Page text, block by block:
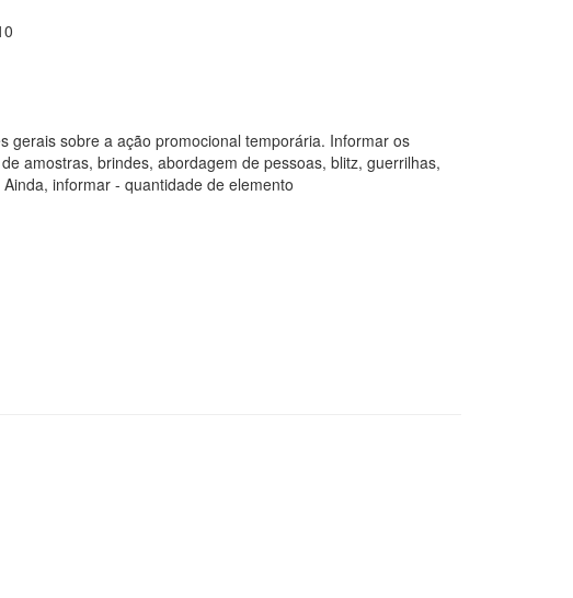
gerais sobre a ação promocional temporária. Informar os
amostras, brindes, abordagem de pessoas, blitz, guerrilhas,
informar - quantidade de elemento